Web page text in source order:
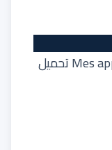
تحميل Mes apprentissages en français 2ème